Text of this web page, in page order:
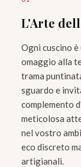
L'Arte
Ogni cuscino
omaggio alla
trama
sguardo e
complemento
meticolosa
nel vostro
eco discreto
artigianali.